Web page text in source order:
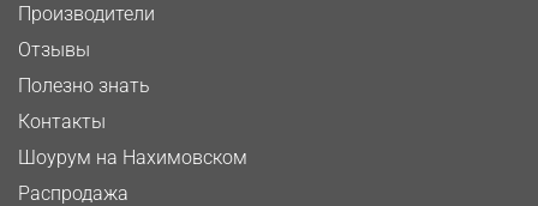
Производители
Отзывы
Полезно знать
Контакты
Шоурум на Нахимовском
Распродажа